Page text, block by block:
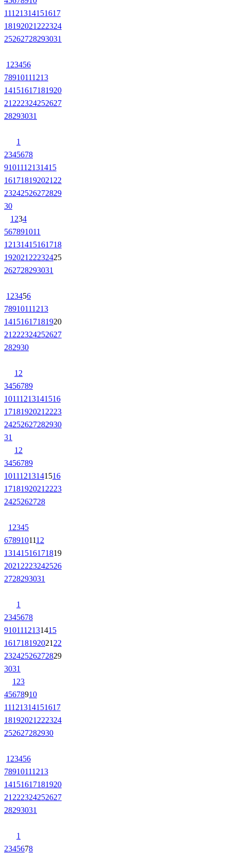
11121314151617
18192021 222324
25262728293031
1 23456
78910111213
14151617181920
21 222324252627
28293031
1
2345678
9101112131415
161718192021 22
23242526272829
30
1 234
567891011
12131415161718
192021 22232425
262728293031
1 23456
78910111213
14151617181920
21 222324252627
282930
1 2
3456789
10111213141516
1718192021 2223
24252627282930
31
1 2
3456789
10111213141516
1718192021 2223
2425262728
1 2345
6789101112
13141516171819
2021 2223242526
2728293031
1
2345678
9101112131415
161718192021 22
23242526272829
3031
1 23
45678910
11121314151617
18192021 222324
252627282930
1 23456
78910111213
14151617181920
21 222324252627
28293031
1
2345678